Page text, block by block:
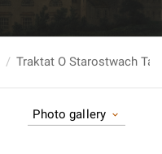
Photo gallery